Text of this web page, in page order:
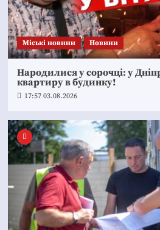
Mіські новини Новини
Народилися у сорочці: у
квартиру в будинку!
17:57 03.08.2026